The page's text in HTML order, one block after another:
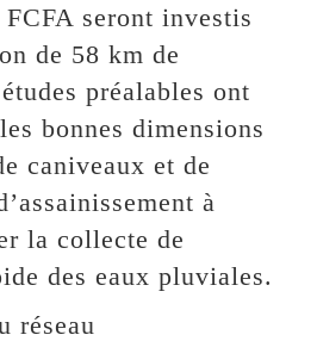
seront investis
de 58 km de
préalables ont
bonnes dimensions
caniveaux et de
à
la collecte de
des eaux pluviales.
réseau